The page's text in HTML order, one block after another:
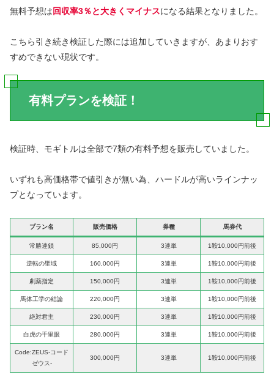
無料予想は回収率3％と大きくマイナスになる結果となりました。
こちら引き続き検証した際には追加していきますが、あまりおす
すめできない現状です。
有料プランを検証！
検証時、モギトルは全部で7類の有料予想を販売していました。
いずれも高価格帯で値引きが無い為、ハードルが高いラインナッ
プとなっています。
プラン名 販売価格 券種 馬券代
常勝連鎖 85,000円 3連単 1鞍10,000円前後
逆転の聖域 160,000円 3連単 1鞍10,000円前後
劇薬指定 150,000円 3連単 1鞍10,000円前後
馬体工学の結論 220,000円 3連単 1鞍10,000円前後
絶対君主 230,000円 3連単 1鞍10,000円前後
白虎の千里眼 280,000円 3連単 1鞍10,000円前後
Code:ZEUS-コード
ゼウス-
300,000円 3連単 1鞍10,000円前後